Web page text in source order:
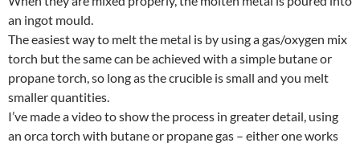
an ingot mould.
The easiest way to melt the metal is by using a gas/oxygen mix
torch but the same can be achieved with a simple butane or
propane torch, so long as the crucible is small and you melt
smaller quantities.
I’ve made a video to show the process in greater detail, using
an orca torch with butane or propane gas – either one works